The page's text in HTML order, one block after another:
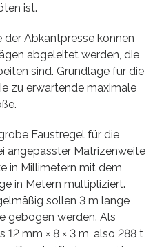
ist.
der Abkantpresse können
abgeleitet werden, die
sind. Grundlage für die
zu erwartende maximale
Faustregel für die
angepasster Matrizenweite
in Millimetern mit dem
in Metern multipliziert.
sollen 3 m lange
gebogen werden. Als
12 mm × 8 × 3 m, also 288 t